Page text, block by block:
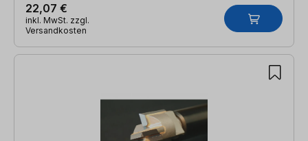
22,07 €
inkl. MwSt. zzgl.
Versandkosten